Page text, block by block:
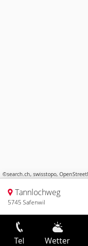
©search.ch, swisstopo,
Tannlochweg
5745 Safenwil
Tel Wetter